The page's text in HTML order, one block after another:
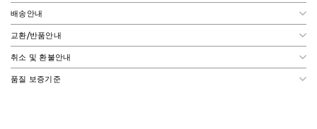
배송안내
교환/반품안내
취소 및 환불안내
품질 보증기준